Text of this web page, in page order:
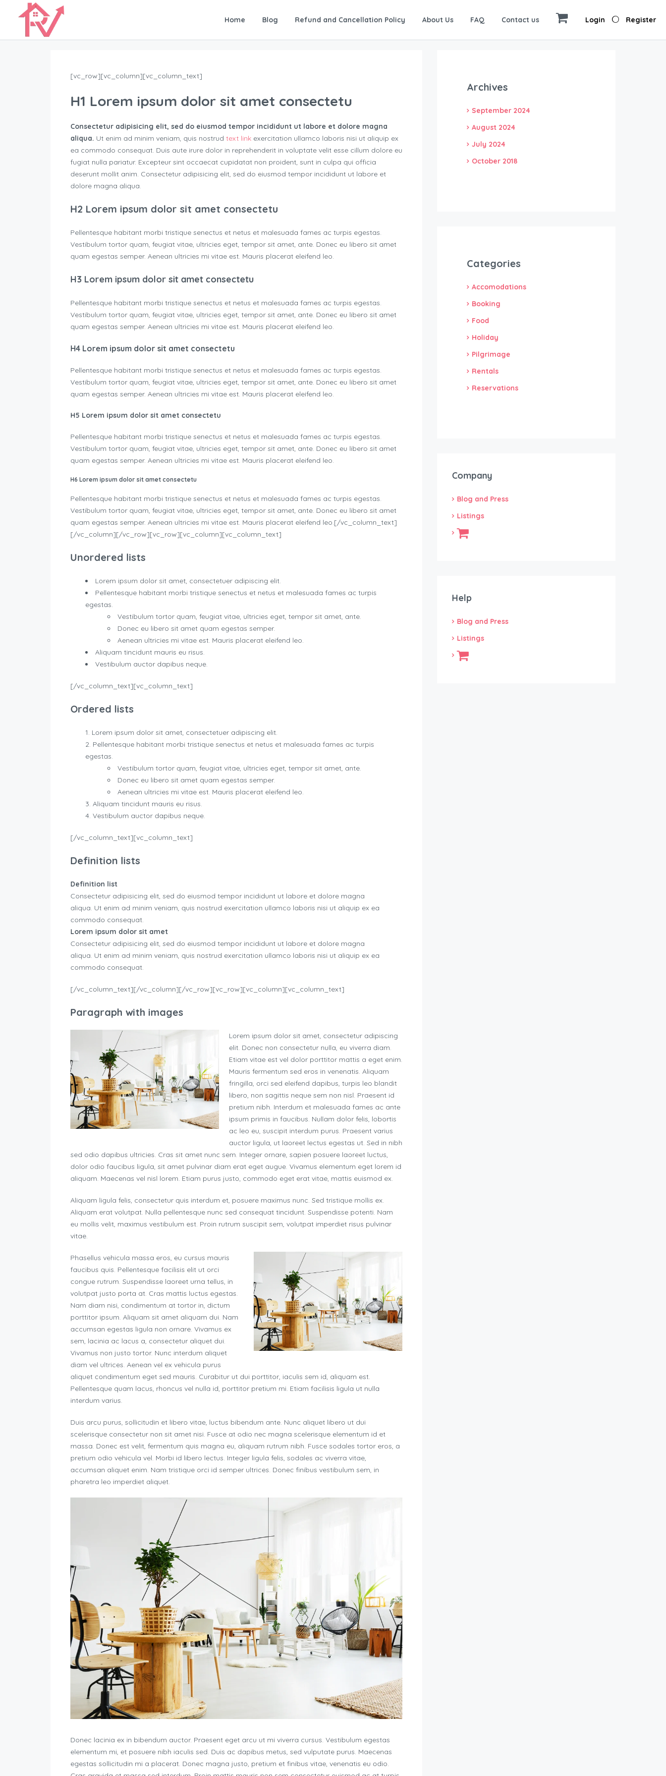
Home Blog Refund and Cancellation Policy About Us FAQ Contact us Login Register
[vc_row][vc_column][vc_column_text]
H1 Lorem ipsum dolor sit amet consectetu
Consectetur adipisicing elit, sed do eiusmod tempor incididunt ut labore et dolore magna
aliqua. Ut enim ad minim veniam, quis nostrud text link exercitation ullamco laboris nisi ut aliquip ex
ea commodo consequat. Duis aute irure dolor in reprehenderit in voluptate velit esse cillum dolore eu
fugiat nulla pariatur. Excepteur sint occaecat cupidatat non proident, sunt in culpa qui officia
deserunt mollit anim. Consectetur adipisicing elit, sed do eiusmod tempor incididunt ut labore et
dolore magna aliqua.
H2 Lorem ipsum dolor sit amet consectetu
Pellentesque habitant morbi tristique senectus et netus et malesuada fames ac turpis egestas.
Vestibulum tortor quam, feugiat vitae, ultricies eget, tempor sit amet, ante. Donec eu libero sit amet
quam egestas semper. Aenean ultricies mi vitae est. Mauris placerat eleifend leo.
H3 Lorem ipsum dolor sit amet consectetu
Pellentesque habitant morbi tristique senectus et netus et malesuada fames ac turpis egestas.
Vestibulum tortor quam, feugiat vitae, ultricies eget, tempor sit amet, ante. Donec eu libero sit amet
quam egestas semper. Aenean ultricies mi vitae est. Mauris placerat eleifend leo.
H4 Lorem ipsum dolor sit amet consectetu
Pellentesque habitant morbi tristique senectus et netus et malesuada fames ac turpis egestas.
Vestibulum tortor quam, feugiat vitae, ultricies eget, tempor sit amet, ante. Donec eu libero sit amet
quam egestas semper. Aenean ultricies mi vitae est. Mauris placerat eleifend leo.
H5 Lorem ipsum dolor sit amet consectetu
Pellentesque habitant morbi tristique senectus et netus et malesuada fames ac turpis egestas.
Vestibulum tortor quam, feugiat vitae, ultricies eget, tempor sit amet, ante. Donec eu libero sit amet
quam egestas semper. Aenean ultricies mi vitae est. Mauris placerat eleifend leo.
H6 Lorem ipsum dolor sit amet consectetu
Pellentesque habitant morbi tristique senectus et netus et malesuada fames ac turpis egestas.
Vestibulum tortor quam, feugiat vitae, ultricies eget, tempor sit amet, ante. Donec eu libero sit amet
quam egestas semper. Aenean ultricies mi vitae est. Mauris placerat eleifend leo.[/vc_column_text]
[/vc_column][/vc_row][vc_row][vc_column][vc_column_text]
Unordered lists
Lorem ipsum dolor sit amet, consectetuer adipiscing elit.
Pellentesque habitant morbi tristique senectus et netus et malesuada fames ac turpis
egestas.
Vestibulum tortor quam, feugiat vitae, ultricies eget, tempor sit amet, ante.
Donec eu libero sit amet quam egestas semper.
Aenean ultricies mi vitae est. Mauris placerat eleifend leo.
Aliquam tincidunt mauris eu risus.
Vestibulum auctor dapibus neque.
[/vc_column_text][vc_column_text]
Ordered lists
Lorem ipsum dolor sit amet, consectetuer adipiscing elit.
Pellentesque habitant morbi tristique senectus et netus et malesuada fames ac turpis
egestas.
Vestibulum tortor quam, feugiat vitae, ultricies eget, tempor sit amet, ante.
Donec eu libero sit amet quam egestas semper.
Aenean ultricies mi vitae est. Mauris placerat eleifend leo.
Aliquam tincidunt mauris eu risus.
Vestibulum auctor dapibus neque.
[/vc_column_text][vc_column_text]
Definition lists
Definition list
Consectetur adipisicing elit, sed do eiusmod tempor incididunt ut labore et dolore magna
aliqua. Ut enim ad minim veniam, quis nostrud exercitation ullamco laboris nisi ut aliquip ex ea
commodo consequat.
Lorem ipsum dolor sit amet
Consectetur adipisicing elit, sed do eiusmod tempor incididunt ut labore et dolore magna
aliqua. Ut enim ad minim veniam, quis nostrud exercitation ullamco laboris nisi ut aliquip ex ea
commodo consequat.
[/vc_column_text][/vc_column][/vc_row][vc_row][vc_column][vc_column_text]
Paragraph with images
Lorem ipsum dolor sit amet, consectetur adipiscing
elit. Donec non consectetur nulla, eu viverra diam.
Etiam vitae est vel dolor porttitor mattis a eget enim.
Mauris fermentum sed eros in venenatis. Aliquam
fringilla, orci sed eleifend dapibus, turpis leo blandit
libero, non sagittis neque sem non nisl. Praesent id
pretium nibh. Interdum et malesuada fames ac ante
ipsum primis in faucibus. Nullam dolor felis, lobortis
ac leo eu, suscipit interdum purus. Praesent varius
auctor ligula, ut laoreet lectus egestas ut. Sed in nibh
sed odio dapibus ultricies. Cras sit amet nunc sem. Integer ornare, sapien posuere laoreet luctus,
dolor odio faucibus ligula, sit amet pulvinar diam erat eget augue. Vivamus elementum eget lorem id
aliquam. Maecenas vel nisl lorem. Etiam purus justo, commodo eget erat vitae, mattis euismod ex.
Aliquam ligula felis, consectetur quis interdum et, posuere maximus nunc. Sed tristique mollis ex.
Aliquam erat volutpat. Nulla pellentesque nunc sed consequat tincidunt. Suspendisse potenti. Nam
eu mollis velit, maximus vestibulum est. Proin rutrum suscipit sem, volutpat imperdiet risus pulvinar
vitae.
Phasellus vehicula massa eros, eu cursus mauris
faucibus quis. Pellentesque facilisis elit ut orci
congue rutrum. Suspendisse laoreet urna tellus, in
volutpat justo porta at. Cras mattis luctus egestas.
Nam diam nisi, condimentum at tortor in, dictum
porttitor ipsum. Aliquam sit amet aliquam dui. Nam
accumsan egestas ligula non ornare. Vivamus ex
sem, lacinia ac lacus a, consectetur aliquet dui.
Vivamus non justo tortor. Nunc interdum aliquet
diam vel ultrices. Aenean vel ex vehicula purus
aliquet condimentum eget sed mauris. Curabitur ut dui porttitor, iaculis sem id, aliquam est.
Pellentesque quam lacus, rhoncus vel nulla id, porttitor pretium mi. Etiam facilisis ligula ut nulla
interdum varius.
Duis arcu purus, sollicitudin et libero vitae, luctus bibendum ante. Nunc aliquet libero ut dui
scelerisque consectetur non sit amet nisi. Fusce at odio nec magna scelerisque elementum id et
massa. Donec est velit, fermentum quis magna eu, aliquam rutrum nibh. Fusce sodales tortor eros, a
pretium odio vehicula vel. Morbi id libero lectus. Integer ligula felis, sodales ac viverra vitae,
accumsan aliquet enim. Nam tristique orci id semper ultrices. Donec finibus vestibulum sem, in
pharetra leo imperdiet aliquet.
Donec lacinia ex in bibendum auctor. Praesent eget arcu ut mi viverra cursus. Vestibulum egestas
elementum mi, et posuere nibh iaculis sed. Duis ac dapibus metus, sed vulputate purus. Maecenas
egestas sollicitudin mi a placerat. Donec magna justo, pretium et finibus vitae, venenatis eu odio.
Archives
September 2024
August 2024
July 2024
October 2018
Categories
Accomodations
Booking
Food
Holiday
Pilgrimage
Rentals
Reservations
Company
Blog and Press
Listings
Help
Blog and Press
Listings